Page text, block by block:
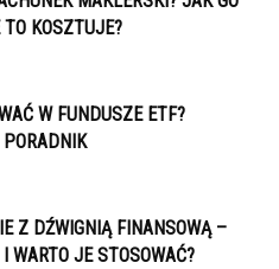
KOSZTUJE?
W FUNDUSZE ETF?
Z DŹWIGNIĄ FINANSOWĄ –
WARTO JE STOSOWAĆ?